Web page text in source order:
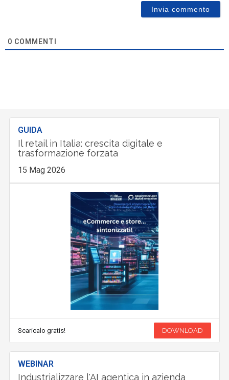
0 COMMENTI
GUIDA
Il retail in Italia: crescita digitale e
trasformazione forzata
15 Mag 2026
Scaricalo gratis! DOWNLOAD
WEBINAR
Industrializzare l'AI agentica in azienda